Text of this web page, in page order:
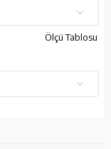
Ölçü Tablosu